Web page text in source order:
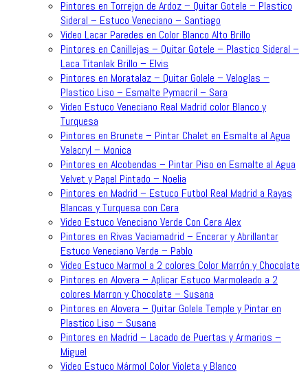
Pintores en Torrejon de Ardoz – Quitar Gotele – Plastico
Sideral – Estuco Veneciano – Santiago
Video Lacar Paredes en Color Blanco Alto Brillo
Pintores en Canillejas – Quitar Gotele – Plastico Sideral –
Laca Titanlak Brillo – Elvis
Pintores en Moratalaz – Quitar Golele – Veloglas –
Plastico Liso – Esmalte Pymacril – Sara
Video Estuco Veneciano Real Madrid color Blanco y
Turquesa
Pintores en Brunete – Pintar Chalet en Esmalte al Agua
Valacryl – Monica
Pintores en Alcobendas – Pintar Piso en Esmalte al Agua
Velvet y Papel Pintado – Noelia
Pintores en Madrid – Estuco Futbol Real Madrid a Rayas
Blancas y Turquesa con Cera
Video Estuco Veneciano Verde Con Cera Alex
Pintores en Rivas Vaciamadrid – Encerar y Abrillantar
Estuco Veneciano Verde – Pablo
Video Estuco Marmol a 2 colores Color Marrón y Chocolate
Pintores en Alovera – Aplicar Estuco Marmoleado a 2
colores Marron y Chocolate – Susana
Pintores en Alovera – Quitar Golele Temple y Pintar en
Plastico Liso – Susana
Pintores en Madrid – Lacado de Puertas y Armarios –
Miguel
Video Estuco Mármol Color Violeta y Blanco